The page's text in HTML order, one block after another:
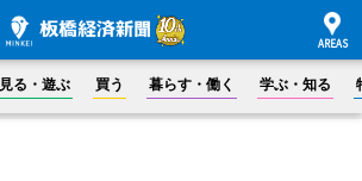
見る・遊ぶ 買う 暮らす・働く 学ぶ・知る